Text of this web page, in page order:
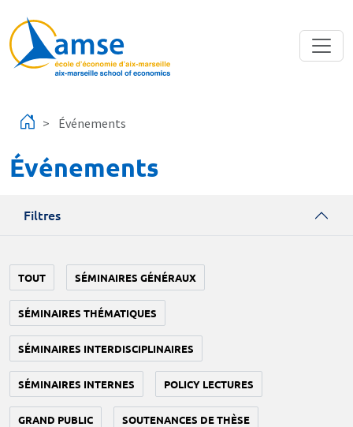
Événements
Événements
Filtres
TOUT SÉMINAIRES GÉNÉRAUX
SÉMINAIRES THÉMATIQUES
SÉMINAIRES INTERDISCIPLINAIRES
SÉMINAIRES INTERNES POLICY LECTURES
GRAND PUBLIC SOUTENANCES DE THÈSE